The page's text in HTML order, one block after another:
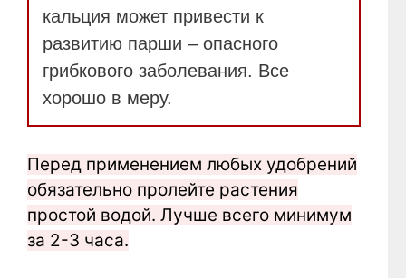
кальция может привести к
развитию парши – опасного
грибкового заболевания. Все
хорошо в меру.
Перед применением любых удобрений
обязательно пролейте растения
простой водой. Лучше всего минимум
за 2-3 часа.